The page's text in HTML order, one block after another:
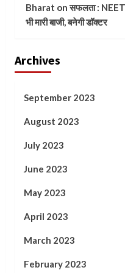
Bharat onसफलता : NEET
भी मारी बाजी, बनेगी डॉक्टर
Archives
September 2023
August 2023
July 2023
June 2023
May 2023
April 2023
March 2023
February 2023